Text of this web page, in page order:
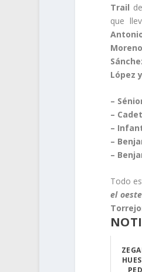
Trail
que
López
–
–
–
–
–
Todo
el